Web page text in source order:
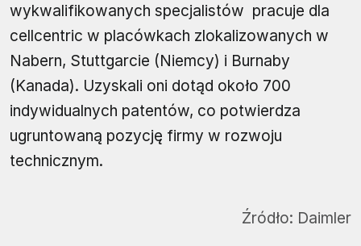
wykwalifikowanych specjalistów pracuje dla
cellcentric w placówkach zlokalizowanych w
Nabern, Stuttgarcie (Niemcy) i Burnaby
(Kanada). Uzyskali oni dotąd około 700
indywidualnych patentów, co potwierdza
ugruntowaną pozycję firmy w rozwoju
technicznym.
Źródło: Daimler